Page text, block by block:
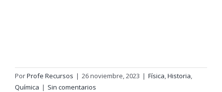
PorProfe Recursos | 26 noviembre, 2023 | Física,Historia,
Química | Sin comentarios